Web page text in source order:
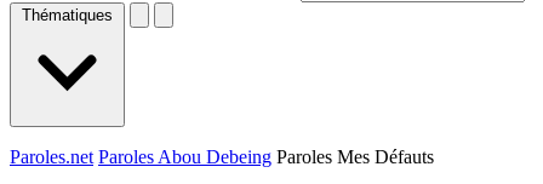
Thématiques
Paroles.net Paroles Abou Debeing Paroles Mes Défauts